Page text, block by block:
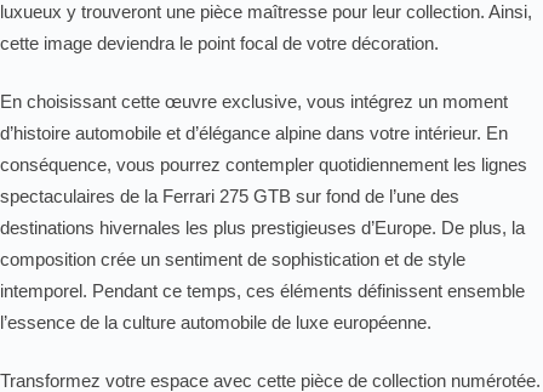
luxueux y trouveront une pièce maîtresse pour leur collection. Ainsi,
cette image deviendra le point focal de votre décoration.
En choisissant cette œuvre exclusive, vous intégrez un moment
d’histoire automobile et d’élégance alpine dans votre intérieur. En
conséquence, vous pourrez contempler quotidiennement les lignes
spectaculaires de la Ferrari 275 GTB sur fond de l’une des
destinations hivernales les plus prestigieuses d’Europe. De plus, la
composition crée un sentiment de sophistication et de style
intemporel. Pendant ce temps, ces éléments définissent ensemble
l’essence de la culture automobile de luxe européenne.
Transformez votre espace avec cette pièce de collection numérotée.